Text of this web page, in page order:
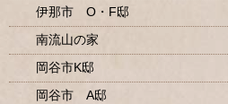
伊那市 O・F邸
南流山の家
岡谷市K邸
岡谷市 A邸